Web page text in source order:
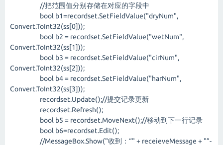
//把范围值分别存储在对应的字段中
bool b1=recordset.SetFieldValue("dryNum",
Convert.ToInt32(ss[0]));
bool b2 = recordset.SetFieldValue("wetNum",
Convert.ToInt32(ss[1]));
bool b3 = recordset.SetFieldValue("cirNum",
Convert.ToInt32(ss[2]));
bool b4 = recordset.SetFieldValue("harNum",
Convert.ToInt32(ss[3]));
recordset.Update();//提交记录更新
recordset.Refresh();
bool b5 = recordset.MoveNext();//移动到下一行记录
bool b6=recordset.Edit();
//MessageBox.Show("收到：“" + receieveMessage + "”-